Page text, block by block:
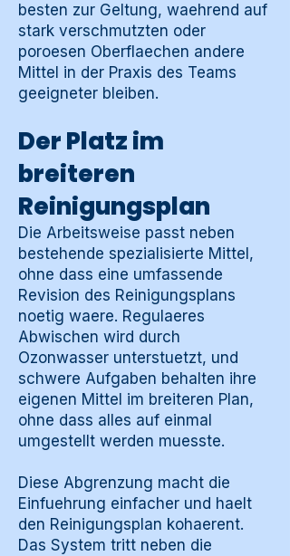
besten zur Geltung, waehrend auf
stark verschmutzten oder
poroesen Oberflaechen andere
Mittel in der Praxis des Teams
geeigneter bleiben.
Der Platz im
breiteren
Reinigungsplan
Die Arbeitsweise passt neben
bestehende spezialisierte Mittel,
ohne dass eine umfassende
Revision des Reinigungsplans
noetig waere. Regulaeres
Abwischen wird durch
Ozonwasser unterstuetzt, und
schwere Aufgaben behalten ihre
eigenen Mittel im breiteren Plan,
ohne dass alles auf einmal
umgestellt werden muesste.
Diese Abgrenzung macht die
Einfuehrung einfacher und haelt
den Reinigungsplan kohaerent.
Das System tritt neben die